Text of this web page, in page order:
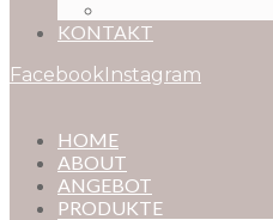
KONTAKT
FacebookInstagram
HOME
ABOUT
ANGEBOT
PRODUKTE